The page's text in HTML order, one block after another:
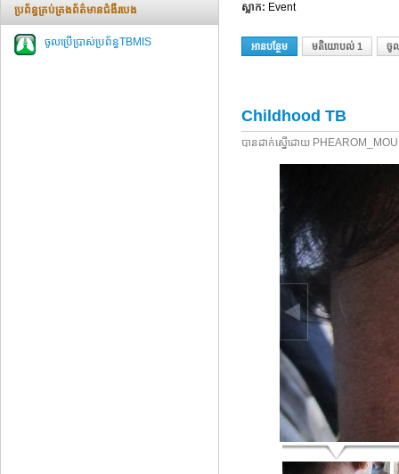
ស្លាក: Event
អាន​បន្ថែម អំពី Peer-Review For
មតិយោបល់ 1 ចូ
Childhood TB
បាន​ដាក់​ស្នើ​ដោយ​
ប្រព័ន្ធគ្រប់គ្រងព័ត៌មានជំងឺរបេង
ចូលប្រើប្រាស់ប្រព័ន្ធTBMIS